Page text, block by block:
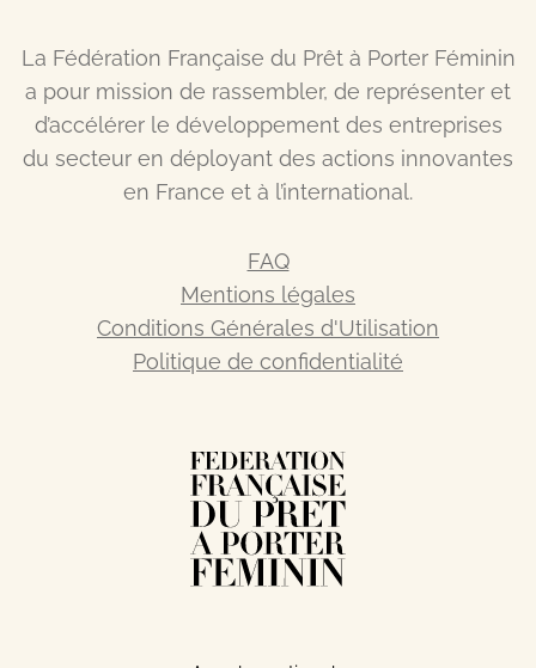
La Fédération Française du Prêt à Porter Féminin
a pour mission de rassembler, de représenter et
d’accélérer le développement des entreprises
du secteur en déployant des actions innovantes
en France et à l’international.
FAQ
Mentions légales
Conditions Générales d'Utilisation
Politique de confidentialité